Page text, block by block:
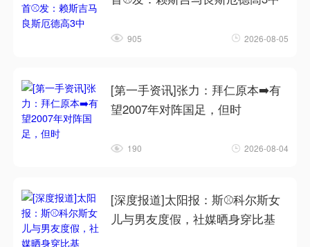
905 2026-08-05
[第一手资讯]张力：拜仁原本➡️有
望2007年对阵国足，但时
190 2026-08-04
[深度报道]太阳报：斯⚾科尔斯女
儿与男友度假，社媒晒身穿比基